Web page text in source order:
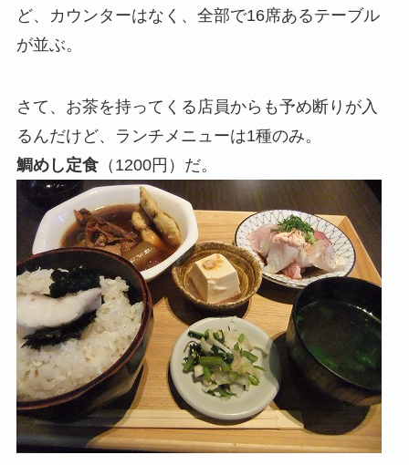
ど、カウンターはなく、全部で16席あるテーブル
が並ぶ。
さて、お茶を持ってくる店員からも予め断りが入
るんだけど、ランチメニューは1種のみ。
鯛めし定食（1200円）だ。